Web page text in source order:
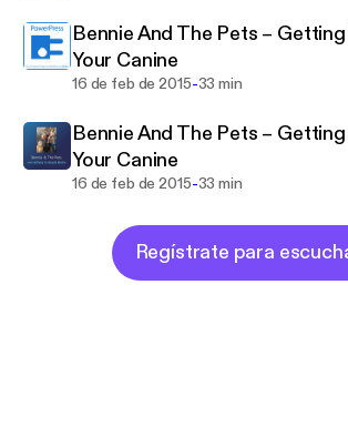
Bennie And The Pets –
Your Canine
16 de feb de 2015-33 min
Bennie And The Pets –
Your Canine
16 de feb de 2015-33 min
Regístrate para